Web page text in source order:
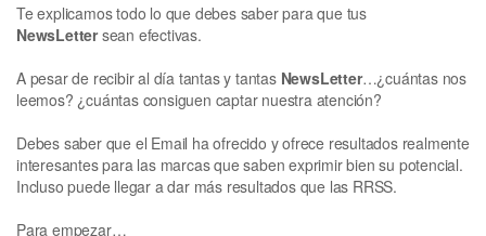
Te explicamos todo lo que debes saber para que tus
NewsLettersean efectivas.
A pesar de recibir al día tantas y tantas NewsLetter…¿cuántas nos
leemos? ¿cuántas consiguen captar nuestra atención?
Debes saber que el Email ha ofrecido y ofrece resultados realmente
interesantes para las marcas que saben exprimir bien su potencial.
Incluso puede llegar a dar más resultados que las RRSS.
Para empezar…